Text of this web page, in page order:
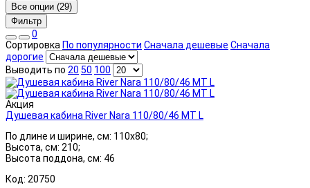
Все опции (29)
Фильтр
0
Сортировка По популярности Сначала дешевые Сначала
дорогие
Выводить по 20 50 100
Акция
Душевая кабина River Nara 110/80/46 МТ L
По длине и ширине, см: 110x80;
Высота, см: 210;
Высота поддона, см: 46
Код: 20750